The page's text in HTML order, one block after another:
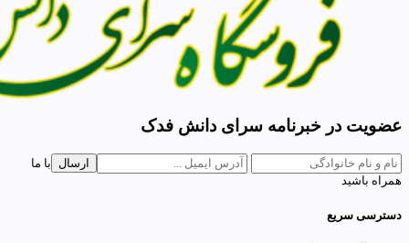
عضویت در خبرنامه سرای دانش فدک
ارسال
با ما
همراه باشید
دسترسی سریع